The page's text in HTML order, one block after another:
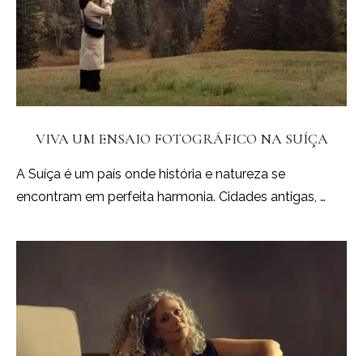
VIVA UM ENSAIO FOTOGRÁFICO NA SUÍÇA
A Suíça é um país onde história e natureza se
encontram em perfeita harmonia. Cidades antigas, …